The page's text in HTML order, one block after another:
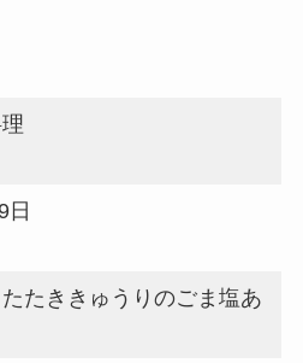
日
たききゅうりのごま塩あ